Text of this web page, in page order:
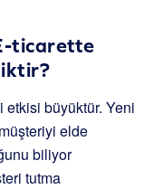
ticarette
etkisi büyüktür. Yeni
elde
biliyor
tutma